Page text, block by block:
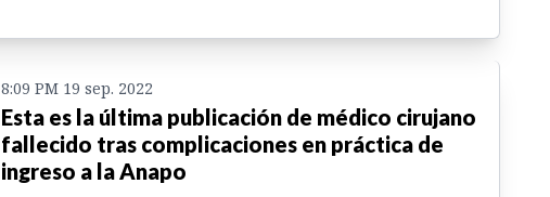
8:09 PM 19 sep. 2022
Esta es la última publicación de médico cirujano
fallecido tras complicaciones en práctica de
ingreso a la Anapo